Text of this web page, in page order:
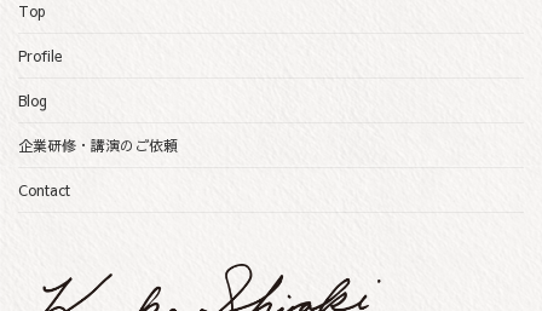
Top
Profile
Blog
企業研修・講演のご依頼
Contact